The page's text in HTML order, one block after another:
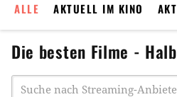
ALLE AKTUELL IM KINO
Die besten Filme -